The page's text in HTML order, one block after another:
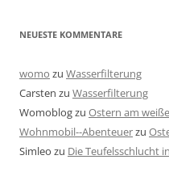
NEUESTE KOMMENTARE
womo zu Wasserfilterung
Carsten zu Wasserfilterung
Womoblogzu Ostern am
Wohnmobil--Abenteuerzu
Simleo zu Die Teufelsschlucht